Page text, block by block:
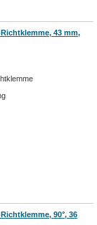
43 mm,
90°, 36